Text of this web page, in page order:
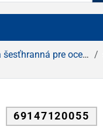
pre oceľové konštrukcie
69147120055